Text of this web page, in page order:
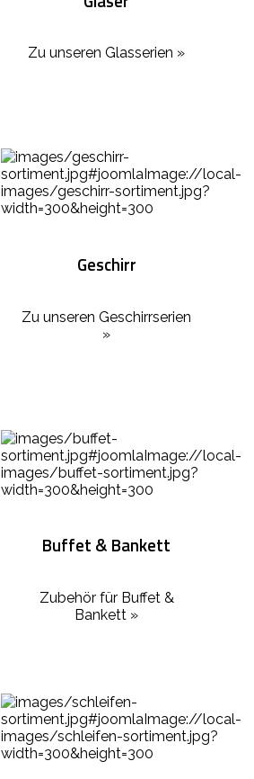
Zu unseren Glasserien »
Geschirr
Zu unseren Geschirrserien
»
Buffet & Bankett
Zubehör für Buffet &
Bankett »